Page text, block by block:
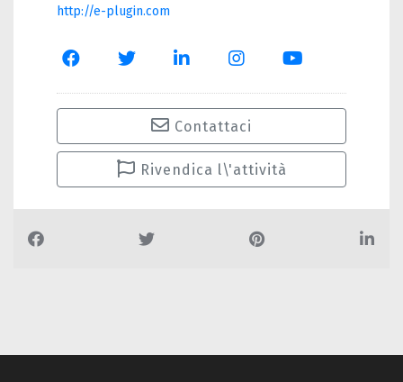
http://e-plugin.com
Contattaci
Rivendica l\'attività